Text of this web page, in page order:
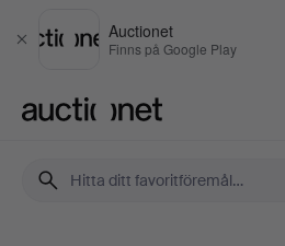
Stäng
Auctionet
Finns på Google Play